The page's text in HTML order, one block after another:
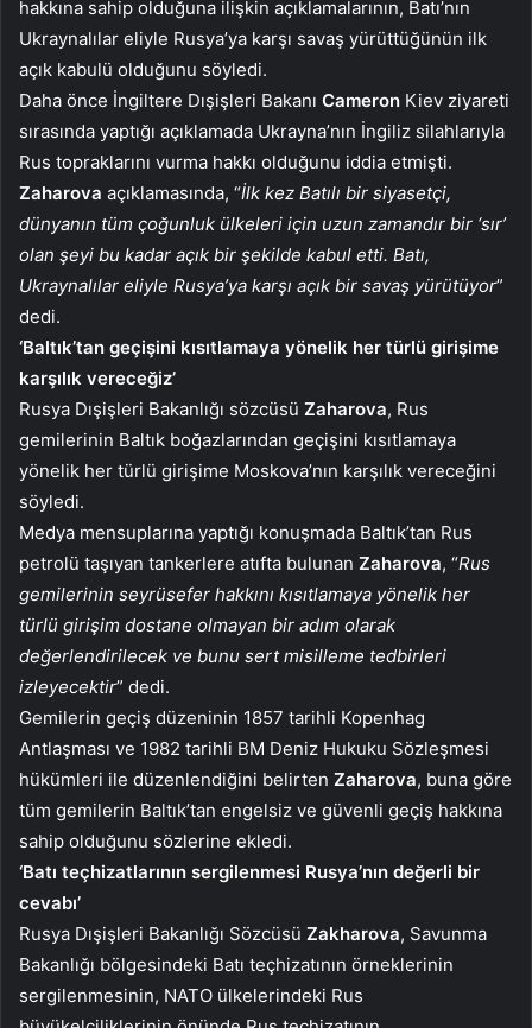
hakkına sahip olduğuna ilişkin açıklamalarının, Batı’nın
Ukraynalılar eliyle Rusya’ya karşı savaş yürüttüğünün ilk
açık kabulü olduğunu söyledi.
Daha önce İngiltere Dışişleri Bakanı Cameron Kiev ziyareti
sırasında yaptığı açıklamada Ukrayna’nın İngiliz silahlarıyla
Rus topraklarını vurma hakkı olduğunu iddia etmişti.
Zaharova açıklamasında, “İlk kez Batılı bir siyasetçi,
dünyanın tüm çoğunluk ülkeleri için uzun zamandır bir ‘sır’
olan şeyi bu kadar açık bir şekilde kabul etti. Batı,
Ukraynalılar eliyle Rusya’ya karşı açık bir savaş yürütüyor”
dedi.
‘Baltık’tan geçişini kısıtlamaya yönelik her türlü girişime
karşılık vereceğiz’
Rusya Dışişleri Bakanlığı sözcüsü Zaharova, Rus
gemilerinin Baltık boğazlarından geçişini kısıtlamaya
yönelik her türlü girişime Moskova’nın karşılık vereceğini
söyledi.
Medya mensuplarına yaptığı konuşmada Baltık’tan Rus
petrolü taşıyan tankerlere atıfta bulunan Zaharova, “Rus
gemilerinin seyrüsefer hakkını kısıtlamaya yönelik her
türlü girişim dostane olmayan bir adım olarak
değerlendirilecek ve bunu sert misilleme tedbirleri
izleyecektir” dedi.
Gemilerin geçiş düzeninin 1857 tarihli Kopenhag
Antlaşması ve 1982 tarihli BM Deniz Hukuku Sözleşmesi
hükümleri ile düzenlendiğini belirten Zaharova, buna göre
tüm gemilerin Baltık’tan engelsiz ve güvenli geçiş hakkına
sahip olduğunu sözlerine ekledi.
‘Batı teçhizatlarının sergilenmesi Rusya’nın değerli bir
cevabı’
Rusya Dışişleri Bakanlığı Sözcüsü Zakharova, Savunma
Bakanlığı bölgesindeki Batı teçhizatının örneklerinin
sergilenmesinin, NATO ülkelerindeki Rus